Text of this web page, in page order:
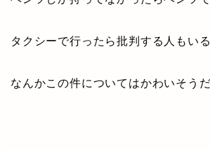
タクシーで行ったら批判する人もい
なんかこの件についてはかわいそう